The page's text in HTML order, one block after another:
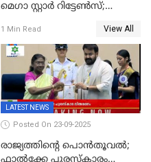
മെഗാ സ്റ്റാർ റിട്ടേൺസ്;
ക്യാമറയ്ക്ക് മുന്നിലേക്ക്
1 Min Read View All
LATEST NEWS
Posted On 23-09-2025
രാജ്യത്തിന്റെ പൊൻതൂവൽ;
ഫാൽക്കേ പുരസ്കാരം